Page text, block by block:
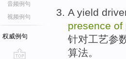
音频例句
视频例句
权威例句
A yield
presence of
针对工艺参
算法。